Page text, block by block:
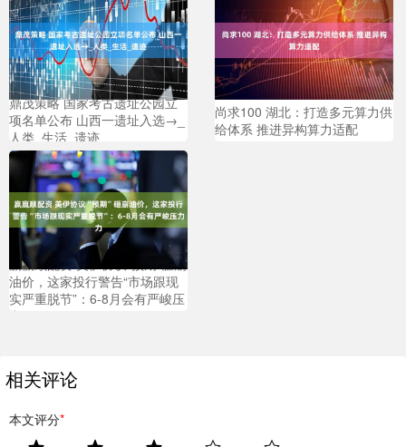
鼎茂策略 国家考古遗址公园立
项名单公布 山西一遗址入选→_
人类_生活_遗迹
尚求100 湖北：打造多元算力供
给体系 推进异构算力适配
赢赢顺配资 美伊协议“预期”砸崩
油价，这家投行警告“市场跟现
实严重脱节”：6-8月会有严峻压
力
相关评论
本文评分*